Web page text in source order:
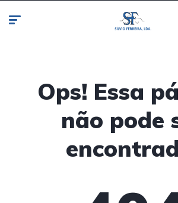
Ops! Essa
não pode